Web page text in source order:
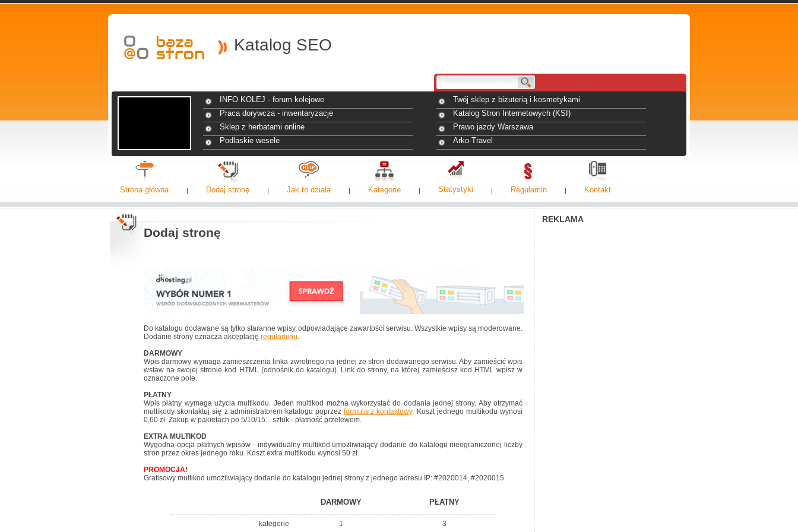
Katalog SEO
INFO KOLEJ - forum kolejowe
Twój sklep z biżuterią i kosmetykami
Praca dorywcza - inwentaryzacje
Katalog Stron Internetowych (KSI)
Sklep z herbatami online
Prawo jazdy Warszawa
Podlaskie wesele
Arko-Travel
Strona główna Dodaj stronę Jak to działa Kategorie Statystyki Regulamin Kontakt
Dodaj stronę
Do katalogu dodawane są tylko staranne wpisy odpowiadające zawartości serwisu. Wszystkie wpisy są moderowane.
Dodanie strony oznacza akceptację regulaminu.
DARMOWY
Wpis darmowy wymaga zamieszczenia linka zwrotnego na jednej ze stron dodawanego serwisu. Aby zamieścić wpis
wstaw na swojej stronie kod HTML (odnośnik do katalogu). Link do strony, na której zamieścisz kod HTML wpisz w
oznaczone pole.
PŁATNY
Wpis płatny wymaga użycia multikodu. Jeden multikod można wykorzystać do dodania jednej strony. Aby otrzymać
multikody skontaktuj się z administratorem katalogu poprzezformularz kontaktowy. Koszt jednego multikodu wynosi
0,60 zł. Zakup w pakietach po 5/10/15... sztuk - płatność przelewem.
EXTRA MULTIKOD
Wygodna opcja płatnych wpisów - indywidualny multikod umożliwiający dodanie do katalogu nieograniczonej liczby
stron przez okres jednego roku. Koszt extra multikodu wynosi 50 zł.
PROMOCJA!
Gratisowy multikod umożliwiający dodanie do katalogu jednej strony z jednego adresu IP: #2020014, #2020015
DARMOWY PŁATNY
kategorie 1 3
REKLAMA